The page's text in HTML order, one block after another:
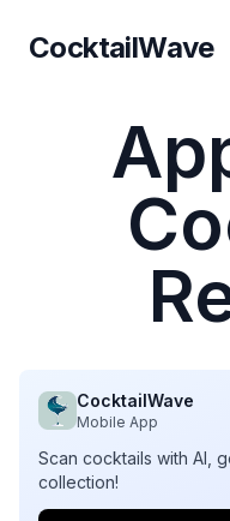
CocktailWave
CocktailWave
CocktailWave
Mobile App
Scan cocktails with AI,
collection!